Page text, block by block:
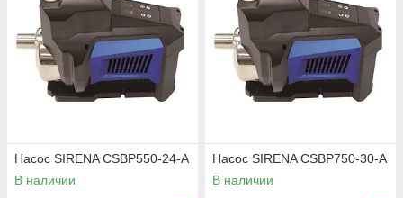
Насос SIRENA CSBP550-24-A
В наличии
Насос SIRENA CSBP750-30-A
В наличии